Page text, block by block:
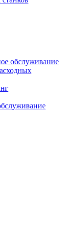
обслуживание